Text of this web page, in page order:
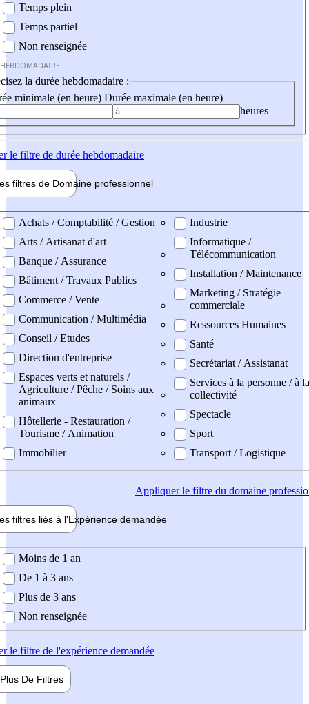
Temps plein
Temps partiel
Non renseignée
la durée hebdomadaire :
minimale (en heure) Durée maximale (en heure)
heures
le filtre de durée hebdomadaire
filtres de Domaine professionnel
professionel
Achats / Comptabilité / Gestion
Arts / Artisanat d'art
Banque / Assurance
Bâtiment / Travaux Publics
Commerce / Vente
Communication / Multimédia
Conseil / Etudes
Direction d'entreprise
Espaces verts et naturels /
Agriculture / Pêche / Soins aux
animaux
Hôtellerie - Restauration /
Tourisme / Animation
Immobilier
Industrie
Informatique /
Télécommunication
Installation / Maintenance
Marketing / Stratégie
commerciale
Ressources Humaines
Santé
Secrétariat / Assistanat
Services à la personne / à la
collectivité
Spectacle
Sport
Transport / Logistique
Appliquerle filtre du domaine
filtres liés à l'Expérience demandée
demandée
Moins de 1 an
De 1 à 3 ans
Plus de 3 ans
Non renseignée
le filtre de l'expérience demandée
Plus De Filtres